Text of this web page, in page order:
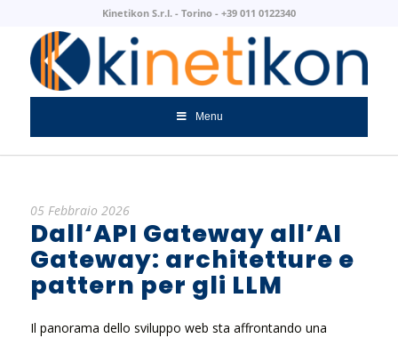
Kinetikon S.r.l. - Torino - +39 011 0122340
Menu
05 Febbraio 2026
Dall‘API Gateway all’AI
Gateway: architetture e
pattern per gli LLM
Il panorama dello sviluppo web sta affrontando una